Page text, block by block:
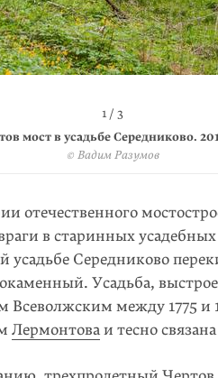
1 / 3
мост в усадьбе Середниково.
© Вадим Разумов
2 / 3
мост в усадьбе Середниково.
© kot_ucheniy / CC BY-NC-SA 2.0
3 / 3
мост в усадьбе Середниково.
© Вадим Разумов
отечественного
в старинных усадебных
усадьбе Середниково
Усадьба,
Всеволжским между 1775 и
Лермонтоваи тесно